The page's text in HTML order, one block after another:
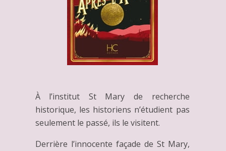
À l’institut St Mary de recherche
historique, les historiens n’étudient pas
seulement le passé, ils le visitent.
Derrière l’innocente façade de St Mary,